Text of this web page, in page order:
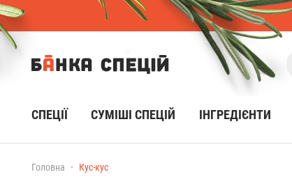
СПЕЦІЇ CУМІШІ СПЕЦІЙ ІНГРЕДІЄНТИ
Головна Кус-кус